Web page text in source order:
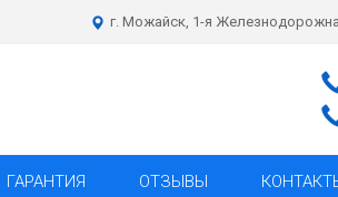
г. Можайск, 1-я
ГАРАНТИЯ ОТЗЫВЫ